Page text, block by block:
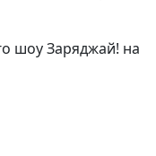
шоу Заряджай! на